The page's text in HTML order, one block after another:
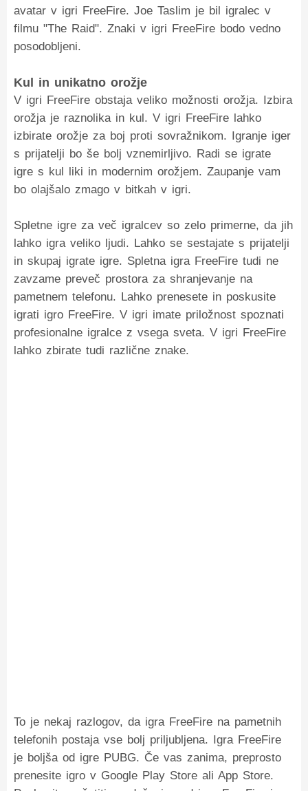
avatar v igri FreeFire. Joe Taslim je bil igralec v
filmu "The Raid". Znaki v igri FreeFire bodo vedno
posodobljeni.
Kul in unikatno orožje
V igri FreeFire obstaja veliko možnosti orožja. Izbira
orožja je raznolika in kul. V igri FreeFire lahko
izbirate orožje za boj proti sovražnikom. Igranje iger
s prijatelji bo še bolj vznemirljivo. Radi se igrate
igre s kul liki in modernim orožjem. Zaupanje vam
bo olajšalo zmago v bitkah v igri.
Spletne igre za več igralcev so zelo primerne, da jih
lahko igra veliko ljudi. Lahko se sestajate s prijatelji
in skupaj igrate igre. Spletna igra FreeFire tudi ne
zavzame preveč prostora za shranjevanje na
pametnem telefonu. Lahko prenesete in poskusite
igrati igro FreeFire. V igri imate priložnost spoznati
profesionalne igralce z vsega sveta. V igri FreeFire
lahko zbirate tudi različne znake.
To je nekaj razlogov, da igra FreeFire na pametnih
telefonih postaja vse bolj priljubljena. Igra FreeFire
je boljša od igre PUBG. Če vas zanima, preprosto
prenesite igro v Google Play Store ali App Store.